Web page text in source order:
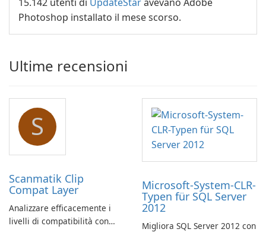
Photoshop installato il mese scorso.
Ultime recensioni
S
Scanmatik Clip
Compat Layer
Analizzare efficacemente i
livelli di compatibilità con
Microsoft-System-CLR-
Typen für SQL Server
2012
Migliora SQL Server 2012 con